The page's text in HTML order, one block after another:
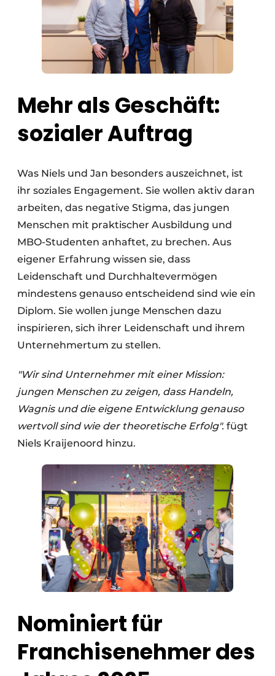
Mehr als Geschäft:
sozialer Auftrag
Was Niels und Jan besonders auszeichnet, ist
ihr soziales Engagement. Sie wollen aktiv daran
arbeiten, das negative Stigma, das jungen
Menschen mit praktischer Ausbildung und
MBO-Studenten anhaftet, zu brechen. Aus
eigener Erfahrung wissen sie, dass
Leidenschaft und Durchhaltevermögen
mindestens genauso entscheidend sind wie ein
Diplom. Sie wollen junge Menschen dazu
inspirieren, sich ihrer Leidenschaft und ihrem
Unternehmertum zu stellen.
"Wir sind Unternehmer mit einer Mission:
jungen Menschen zu zeigen, dass Handeln,
Wagnis und die eigene Entwicklung genauso
wertvoll sind wie der theoretische Erfolg". fügt
Niels Kraijenoord hinzu.
Nominiert für
Franchisenehmer des